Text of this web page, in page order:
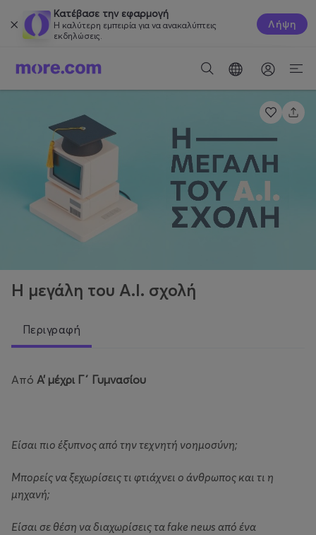
Κατέβασε την εφαρμογή
Η καλύτερη εμπειρία για να ανακαλύπτεις
εκδηλώσεις.
Λήψη
Η μεγάλη του Α.Ι. σχολή
Περιγραφή
Από Α’ μέχρι Γ΄ Γυμνασίου
Είσαι πιο έξυπνος από την τεχνητή νοημοσύνη;
Μπορείς να ξεχωρίσεις τι φτιάχνει ο άνθρωπος και τι η
μηχανή;
Είσαι σε θέση να διαχωρίσεις τα fake news από ένα